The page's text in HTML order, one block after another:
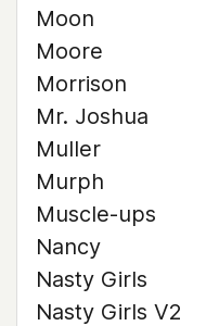
Moon
Moore
Morrison
Mr. Joshua
Muller
Murph
Muscle-ups
Nancy
Nasty Girls
Nasty Girls V2